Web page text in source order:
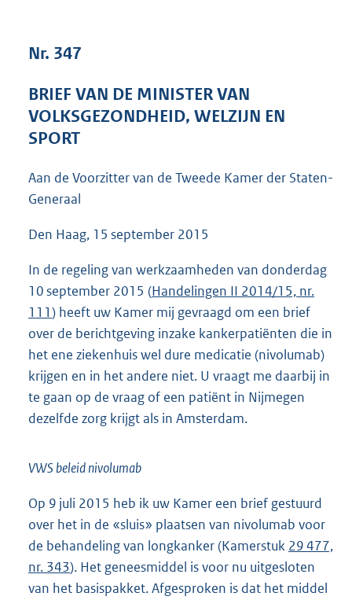
e
:
b
Nr. 347
BRIEF VAN DE MINISTER VAN
VOLKSGEZONDHEID, WELZIJN EN
SPORT
Aan de Voorzitter van de Tweede Kamer der Staten-
Generaal
Den Haag, 15 september 2015
In de regeling van werkzaamheden van donderdag
10 september 2015 (Handelingen II 2014/15, nr.
111) heeft uw Kamer mij gevraagd om een brief
over de berichtgeving inzake kankerpatiënten die in
het ene ziekenhuis wel dure medicatie (nivolumab)
krijgen en in het andere niet. U vraagt me daarbij in
te gaan op de vraag of een patiënt in Nijmegen
dezelfde zorg krijgt als in Amsterdam.
VWS beleid nivolumab
Op 9 juli 2015 heb ik uw Kamer een brief gestuurd
over het in de «sluis» plaatsen van nivolumab voor
de behandeling van longkanker (Kamerstuk 29 477,
nr. 343). Het geneesmiddel is voor nu uitgesloten
van het basispakket. Afgesproken is dat het middel